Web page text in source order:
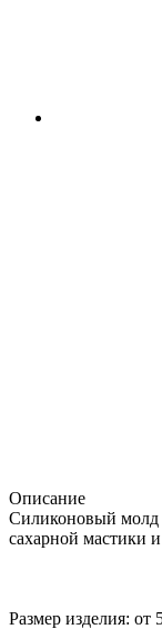
Описание
Силиконовый молд
сахарной мастики
Размер изделия: от